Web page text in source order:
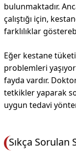
bulunmaktadır.
çalıştığı için,
farklılıklar
Eğer kestane
problemleri
fayda vardır.
tetkikler yaparak
uygun tedavi
Sıkça Sorulan